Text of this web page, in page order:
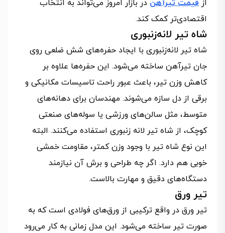
از قیمت تیرآهن در بازار امروز می‌تواند به انتخاب
اقتصادی‌تر کمک کند.
شاه تیر لانه‌زنبوری
شاه تیر لانه‌زنبوری با ایجاد حفره‌های شش‌ ضلعی روی
جان تیرآهن ساخته می‌شود. این حفره‌ها علاوه‌ بر
کاهش وزن تیر، باعث عبور راحت تاسیسات مکانیکی و
برقی از دل سازه می‌شوند. مهندسان برای دهانه‌های
متوسط، مثل سالن‌های ورزشی یا سوله‌های صنعتی
کوچک، از شاه تیر لانه‌ زنبوری استفاده می‌کنند. البته
این نوع شاه تیر با وجود وزن کمتر، مقاومت خمشی
خوبی هم دارد. اگر چه طراحی و برش آن نیازمند
دستگاه‌های دقیق و مهارت بالاست.
تیر ورق
تیر ورق در واقع ترکیبی از ورق‌های فولادی است که به‌
صورت تیر ساخته می‌شود. این مدل زمانی به‌ کار می‌رود